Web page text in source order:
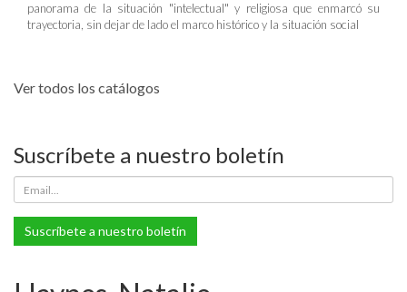
panorama de la situación "intelectual" y religiosa que enmarcó su
trayectoria, sin dejar de lado el marco histórico y la situación social
Ver todos los catálogos
Suscríbete a nuestro boletín
Suscríbete a nuestro boletín